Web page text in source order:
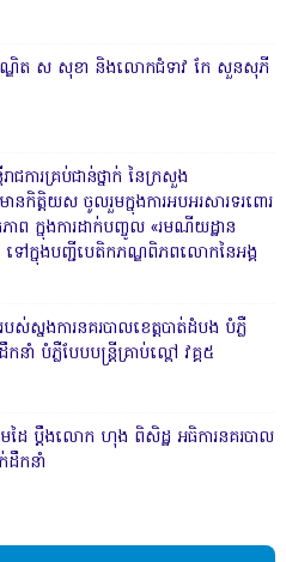
ណ្ឌិត ស សុខា និងលោកជំទាវ កែ សួនសុភី
ាជការគ្រប់ជាន់ថ្នាក់ នៃក្រសួង
ានកិត្តិយស ចូលរួមក្នុងការអបអរសារទរពោរ
ក្នុងការដាក់បញ្ចូល «រមណីយដ្ឋាន
ទៅក្នុងបញ្ជីបេតិកភណ្ឌពិភពលោកនៃអង្គ
បស់ស្នងការនគរបាលខេត្តបាត់ដំបង បំភ្លឺ
ាំ បំភ្លឺបែបបន្ត្រីគ្រាប់ល្ពៅ វគ្គ៥
តមេដៃ ប្ដឹងលោក ហុង ពិសិដ្ឋ អធិការនគរបាល
ដឹកនាំ